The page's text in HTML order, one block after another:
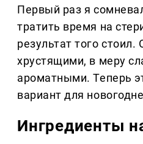
Первый раз я
тратить время на
результат того
хрустящими, в меру
ароматными. Теперь
вариант для
Ингредиенты